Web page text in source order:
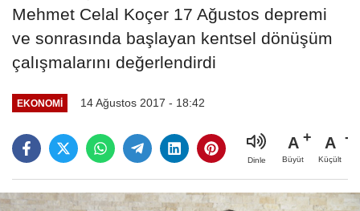
Mehmet Celal Koçer 17 Ağustos depremi
ve sonrasında başlayan kentsel dönüşüm
çalışmalarını değerlendirdi
EKONOMİ 14 Ağustos 2017 - 18:42
Dinle
A
Büyüt
A
Küçült